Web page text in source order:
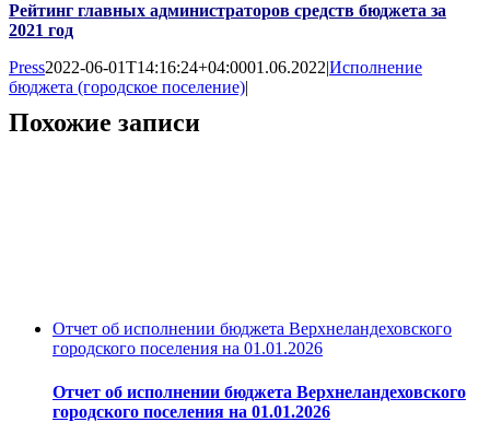
Рейтинг главных администраторов средств бюджета за
2021 год
Press2022-06-01T14:16:24+04:0001.06.2022|Исполнение
бюджета (городское поселение)|
Похожие записи
Отчет об исполнении бюджета Верхнеландеховского
городского поселения на 01.01.2026
Отчет об исполнении бюджета Верхнеландеховского
городского поселения на 01.01.2026